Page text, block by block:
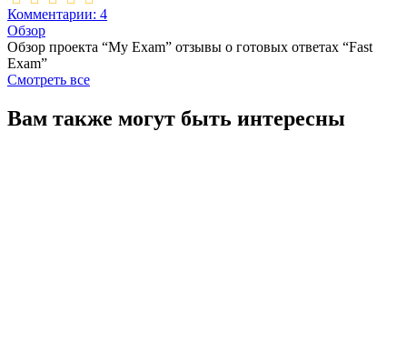
Комментарии: 4
Обзор
Обзор проекта “My Exam” отзывы о готовых ответах “Fast
Exam”
Смотреть все
Вам также могут быть интересны